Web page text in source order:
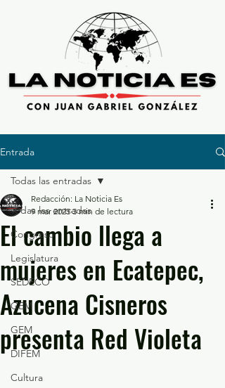
Entrada
Todas las entradas
Congreso
Legislatura
SEDECO
GEM
GEM
DIFEM
Cultura
Todas las entradas
El cambio llega a
mujeres en Ecatepec,
Azucena Cisneros
presenta Red Violeta
Redacción: La Noticia Es
9 mar 2025 3 min de lectura